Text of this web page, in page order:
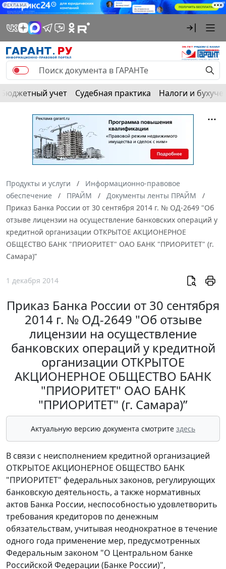
РЕКЛАМА
Бюджетный учет Судебная практика Налоги и
Продукты и услуги
Информационно-правовое
обеспечение
ПРАЙМ
Документы ленты ПРАЙМ
Приказ Банка России от 30 сентября 2014 г. № ОД-2649 "Об
отзыве лицензии на осуществление банковских операций у
кредитной организации ОТКРЫТОЕ АКЦИОНЕРНОЕ
ОБЩЕСТВО БАНК "ПРИОРИТЕТ" ОАО БАНК "ПРИОРИТЕТ" (г.
Самара)”
1 декабря 2014
Приказ Банка России от 30 сентября
2014 г. № ОД-2649 "Об отзыве
лицензии на осуществление
банковских операций у кредитной
организации ОТКРЫТОЕ
АКЦИОНЕРНОЕ ОБЩЕСТВО БАНК
"ПРИОРИТЕТ" ОАО БАНК
"ПРИОРИТЕТ" (г. Самара)”
Актуальную версию документа смотрите здесь
В связи с неисполнением кредитной организацией
ОТКРЫТОЕ АКЦИОНЕРНОЕ ОБЩЕСТВО БАНК
"ПРИОРИТЕТ" федеральных законов, регулирующих
банковскую деятельность, а также нормативных
актов Банка России, неспособностью удовлетворить
требования кредиторов по денежным
обязательствам, учитывая неоднократное в течение
одного года применение мер, предусмотренных
Федеральным законом "О Центральном банке
Российской Федерации (Банке России)",